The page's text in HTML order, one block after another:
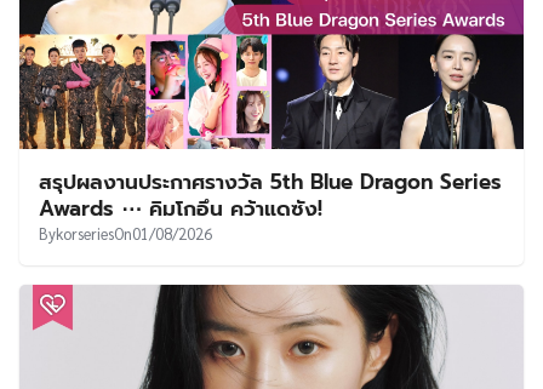
สรุปผลงานประกาศรางวัล 5th Blue Dragon Series
Awards ⋯ คิมโกอึน คว้าแดซัง!
BykorseriesOn01/08/2026